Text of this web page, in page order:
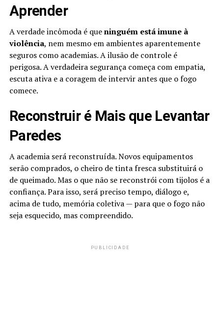
Aprender
A verdade incômoda é queninguém está imune à
violência, nem mesmo em ambientes aparentemente
seguros como academias. A ilusão de controle é
perigosa. A verdadeira segurança começa com empatia,
escuta ativa e a coragem de intervir antes que o fogo
comece.
Reconstruir é Mais que Levantar
Paredes
A academia será reconstruída. Novos equipamentos
serão comprados, o cheiro de tinta fresca substituirá o
de queimado. Mas o que não se reconstrói com tijolos é a
confiança. Para isso, será preciso tempo, diálogo e,
acima de tudo, memória coletiva — para que o fogo não
seja esquecido, mas compreendido.
PUBLICIDADE